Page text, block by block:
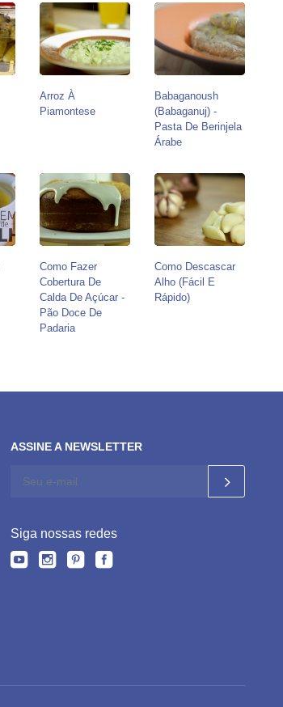
Arroz À
Piamontese
Babaganoush
(babaganuj) -
Pasta De Berinjela
Árabe
Como Fazer
Cobertura De
Calda De Açúcar -
Pão Doce De
Padaria
Como Descascar
Alho (Fácil E
Rápido)
ASSINE A NEWSLETTER
Siga nossas redes